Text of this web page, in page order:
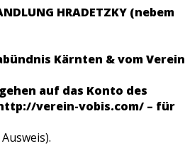
HRADETZKY (nebem
Kärnten & vom Verein
auf das Konto des
http://verein-vobis.com/ – für